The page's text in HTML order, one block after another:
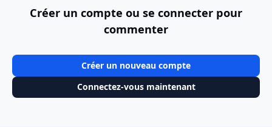
Créer un compte ou se connecter pour
commenter
Créer un nouveau compte
Connectez-vous maintenant